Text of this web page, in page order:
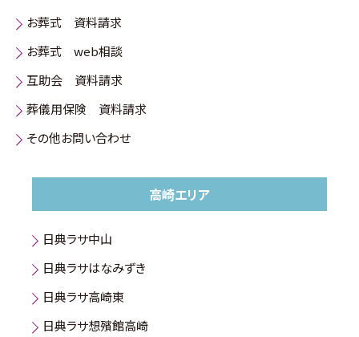
お葬式 資料請求
お葬式 web相談
互助会 資料請求
葬儀用保険 資料請求
その他お問い合わせ
高崎エリア
日典ラサ中山
日典ラサはなみずき
日典ラサ高崎東
日典ラサ想殯館高崎